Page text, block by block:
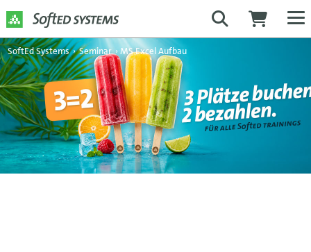
SoftEd Systems › Seminar › MS Excel Aufbau